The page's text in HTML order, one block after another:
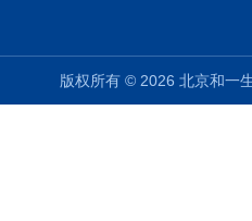
版权所有 © 2026 北京和